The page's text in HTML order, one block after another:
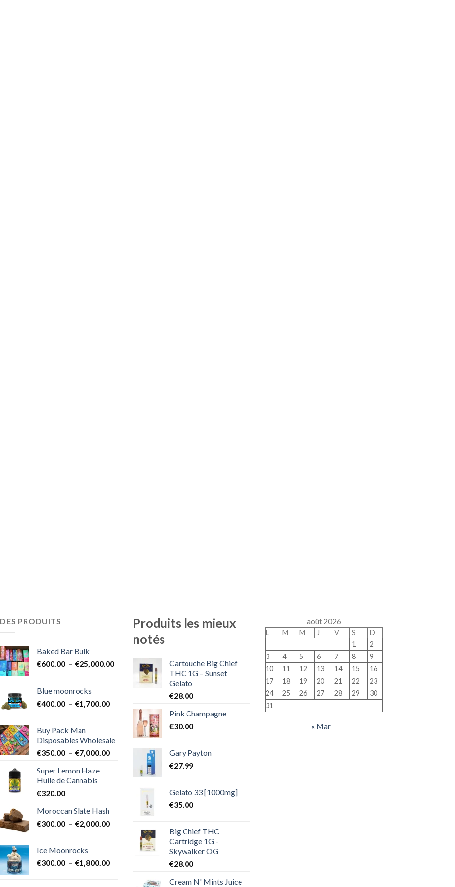
DES PRODUITS
Baked Bar Bulk
€600.00 – €25,000.00Plage
€25,000.00
Blue moonrocks
€400.00 – €1,700.00Plage
€400.00
à
€1,700.00
Buy Pack Man
Disposables Wholesale
€350.00 – €7,000.00Plage
Super Lemon Haze
Huile de Cannabis
€320.00
Moroccan Slate Hash
€300.00 – €2,000.00Plage
à
Ice Moonrocks
€300.00 – €1,800.00Plage
Produits les mieux
notés
Cartouche Big Chief
THC 1G – Sunset
Gelato
€28.00
Pink Champagne
€30.00
Gary Payton
€27.99
Gelato 33 [1000mg]
€35.00
Big Chief THC
Cartridge 1G -
Skywalker OG
€28.00
Cream N' Mints Juice
août 2026
L M M J V S
D
1
2
3
4 5 6 7 8
9
10
11 12 13 14 15
16
17
18 19 20 21 22
23
24
25 26 27 28 29
30
31
« Mar